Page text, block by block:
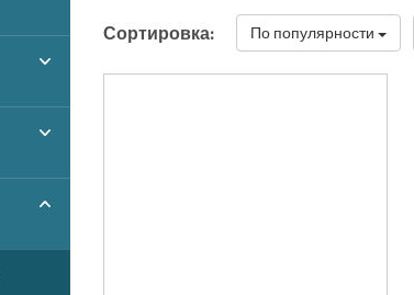
Сортировка: По популярности